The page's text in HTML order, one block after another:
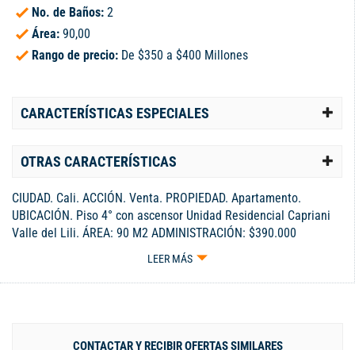
No. de Baños: 2
Área: 90,00
Rango de precio: De $350 a $400 Millones
CARACTERÍSTICAS ESPECIALES
OTRAS CARACTERÍSTICAS
CIUDAD. Cali. ACCIÓN. Venta. PROPIEDAD. Apartamento.
UBICACIÓN. Piso 4° con ascensor Unidad Residencial Capriani
Valle del Lili. ÁREA: 90 M2 ADMINISTRACIÓN: $390.000
DISTRIBUCIÓN: Sala. Comedor. Cocina integral. Zona de ropas.
habitaciones. Baño compartido para dos habitaciones.
parqueadero. No le da el sol en todo el día La Unidad
LEER MÁS
CONTACTAR Y RECIBIR OFERTAS SIMILARES